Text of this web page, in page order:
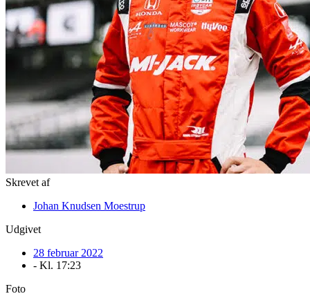
Skrevet af
Johan Knudsen Moestrup
Udgivet
28 februar 2022
- Kl. 17:23
Foto